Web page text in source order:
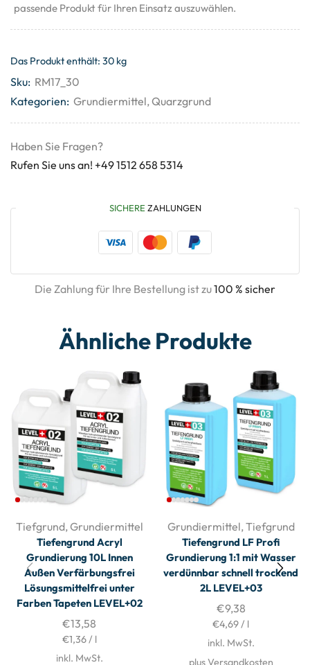
passende Produkt für Ihren Einsatz auszuwählen.
Das Produkt enthält: 30 kg
Sku: RM17_30
Kategorien: Grundiermittel, Quarzgrund
Haben Sie Fragen?
Rufen Sie uns an! +49 1512 658 5314
SICHERE ZAHLUNGEN
Die Zahlung für Ihre Bestellung ist zu100 % sicher
Ähnliche Produkte
Tiefgrund, Grundiermittel
Tiefengrund Acryl
Grundierung 10L Innen
Außen Verfärbungsfrei
Lösungsmittelfrei unter
Farben Tapeten LEVEL+02
€13,58
€1,36/ l
inkl. MwSt.
Grundiermittel, Tiefgrund
Tiefengrund LF Profi
Grundierung 1:1 mit Wasser
verdünnbar schnell trockend
2L LEVEL+03
€9,38
€4,69/ l
inkl. MwSt.
plus Versandkosten